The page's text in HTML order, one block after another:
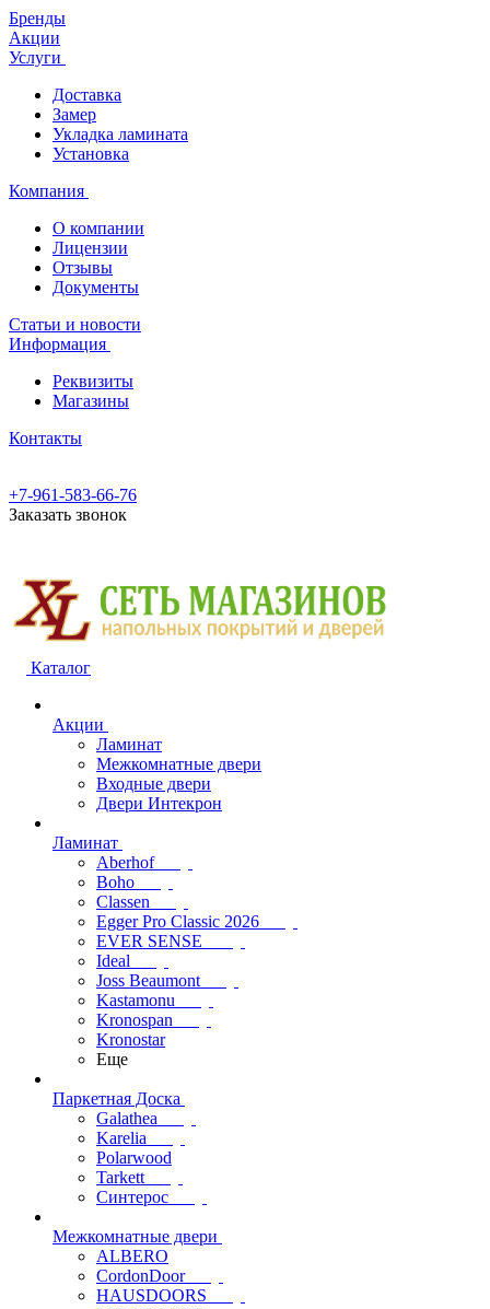
Бренды
Акции
Услуги
Доставка
Замер
Укладка ламината
Установка
Компания
О компании
Лицензии
Отзывы
Документы
Статьи и новости
Информация
Реквизиты
Магазины
Контакты
+7-961-583-66-76
Заказать звонок
Каталог
Акции
Ламинат
Межкомнатные двери
Входные двери
Двери Интекрон
Ламинат
Aberhof
Boho
Classen
Egger Pro Classic 2026
EVER SENSE
Ideal
Joss Beaumont
Kastamonu
Kronospan
Kronostar
Еще
Паркетная Доска
Galathea
Karelia
Polarwood
Tarkett
Синтерос
Межкомнатные двери
ALBERO
CordonDoor
HAUSDOORS